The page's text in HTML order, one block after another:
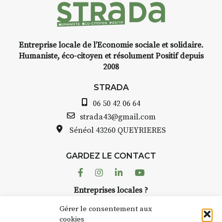
Gérer le consentement aux
cookies
d’Auzon, cette expo-
installation temporaire vous
livre une raison de plus d’aller
faire un tour dans la cité
médiévale du Brivadois cet été.
INTERVIEW
STRADA Bernard Turle, vous
Auzon…
Bernard TURLE Le Fumoir n’est
pas une galerie permanente.
Chaque année, le 1er dimanche
d’août, l’association
Entreprise locale de l’Economie sociale et solidaire.
Humaniste, éco-citoyen et résolument Positif depuis
2008
STRADA
06 50 42 06 64
strada43@gmail.com
Sénéol 43260 QUEYRIERES
GARDEZ LE CONTACT
FacebookInstagram
LinkedinYoutube
Entreprises locales ?